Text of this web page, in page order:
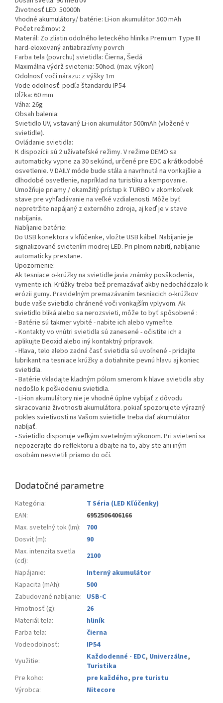
Životnosť LED: 50000h
Vhodné akumulátory/ batérie: Li-ion akumulátor 500 mAh
Počet režimov: 2
Materál: Zo zliatin odolného leteckého hliníka Premium Type III
hard-eloxovaný antiabrazívny povrch
Farba tela (povrchu) svietidla: Čierna, Šedá
Maximálna výdrž svietenia: 50hod. (max. výkon)
Odolnosť voči nárazu: z výšky 1m
Vode odolnosť: podľa štandardu IP54
Dĺžka: 60 mm
Váha: 26g
Obsah balenia:
Svietidlo UV, vstavaný Li-ion akumulátor 500mAh (vložené v
svietidle).
Ovládanie svietidla:
K dispozícii sú 2 užívateľské režimy. V režime DEMO sa
automaticky vypne za 30 sekúnd, určené pre EDC a krátkodobé
osvetlenie. V DAILY móde bude stála a navrhnutá na vonkajšie a
dlhodobé osvetlenie, napríklad na turistiku a kempovanie.
Umožňuje priamy / okamžitý prístup k TURBO v akomkoľvek
stave pre vyhľadávanie na veľké vzdialenosti. Môže byť
nepretržite napájaný z externého zdroja, aj keď je v stave
nabíjania.
Nabíjanie batérie:
Do USB konektora v kľúčenke, vložte USB kábel. Nabíjanie je
signalizované svietením modrej LED. Pri plnom nabití, nabíjanie
automaticky prestane.
Upozornenie:
Ak tesniace o-krúžky na svietidle javia známky posškodenia,
vymente ich. Krúžky treba tiež premazávať akby nedochádzalo k
erózii gumy. Pravidelným premazávaním tesniacich o-krúžkov
bude vaše svietidlo chránené voči vonkajším vplyvom. Ak
svietidlo bliká alebo sa nerozsvieti, môže to byť spôsobené :
- Batérie sú takmer vybité - nabite ich alebo vymeňte.
- Kontakty vo vnútri svietidla sú zanesené - očistite ich a
aplikujte Deoxid alebo iný kontaktný prípravok.
- Hlava, telo alebo zadná časť svietidla sú uvoľnené - pridajte
lubrikant na tesniace krúžky a dotiahnite pevnú hlavu aj koniec
svietidla.
- Batérie vkladajte kladným pólom smerom k hlave svietidla aby
nedošlo k poškodeniu svietidla.
- Li-ion akumulátory nie je vhodné úplne vybíjať z dôvodu
skracovania životnosti akumulátora. pokiaľ spozorujete výrazný
pokles svietivosti na Vašom svietidle treba dať akumulátor
nabíjať.
- Svietidlo disponuje veľkým svetelným výkonom. Pri svietení sa
nepozerajte do reflektoru a dbajte na to, aby ste ani iným
osobám nesvietili priamo do očí.
Dodatočné parametre
Kategória:
T Séria (LED Kľúčenky)
EAN:
6952506406166
Max. svetelný tok (lm):
700
Dosvit (m):
90
Max. intenzita svetla
(cd):
2100
Napájanie:
Interný akumulátor
Kapacita (mAh):
500
Zabudované nabíjanie: USB-C
Hmotnosť (g):
26
Materiál tela:
hliník
Farba tela:
čierna
Vodeodolnosť:
IP54
Využitie: Každodenné - EDC, Univerzálne,
Turistika
Pre koho: pre každého, pre turistu
Výrobca: Nitecore